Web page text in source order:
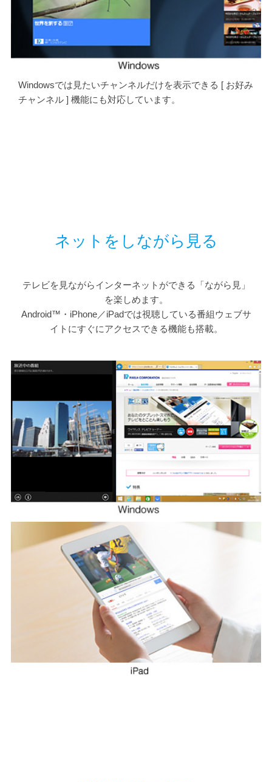
Windowsでは見たいチャンネルだけを表示できる [ お好み
チャンネル ] 機能にも対応しています。
ネットをしながら見る
テレビを見ながらインターネットができる「ながら見」
を楽しめます。
Android™・iPhone／iPadでは視聴している番組ウェブサ
イトにすぐにアクセスできる機能も搭載。